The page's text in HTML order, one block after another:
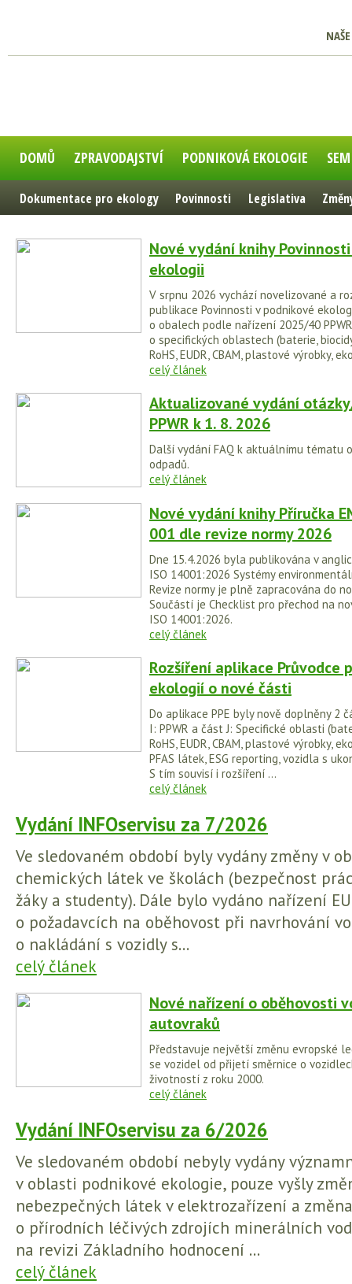
DOMŮ ZPRAVODAJSTVÍ PODNIKOVÁ EKOLOGIE
Dokumentace pro ekology Povinnosti Legislativa
Nové vydání knihy
ekologii
V srpnu 2026 vychází novelizované a
publikace Povinnosti v podnikové
o obalech podle nařízení 2025/40
o specifických oblastech (baterie,
RoHS, EUDR, CBAM, plastové výrobky,
celý článek
Aktualizované vydání
PPWR k 1. 8. 2026
Další vydání FAQ k aktuálnímu tématu
odpadů.
celý článek
Nové vydání knihy Příručka
001 dle revize normy 2026
Dne 15.4.2026 byla publikována v
ISO 14001:2026 Systémy
Revize normy je plně zapracována do
Součástí je Checklist pro přechod na
ISO 14001:2026.
celý článek
Rozšíření aplikace Průvodce
ekologií o nové části
Do aplikace PPE byly nově doplněny 2
I: PPWR a část J: Specifické oblasti
RoHS, EUDR, CBAM, plastové výrobky,
PFAS látek, ESG reporting, vozidla s
S tím souvisí i rozšíření ...
celý článek
Vydání INFOservisu za 7/2026
Ve sledovaném období byly vydány změny v
chemických látek ve školách (bezpečnost
žáky a studenty). Dále bylo vydáno nařízení
o požadavcích na oběhovost při navrhování
o nakládání s vozidly s...
celý článek
Nové nařízení o oběhovosti
autovraků
Představuje největší změnu evropské
se vozidel od přijetí směrnice o
životností z roku 2000.
celý článek
Vydání INFOservisu za 6/2026
Ve sledovaném období nebyly vydány
v oblasti podnikové ekologie, pouze vyšly
nebezpečných látek v elektrozařízení a
o přírodních léčivých zdrojích minerálních
na revizi Základního hodnocení ...
celý článek